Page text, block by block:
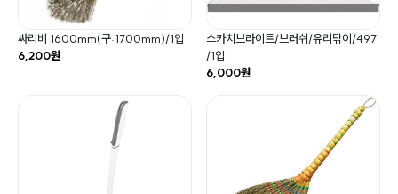
싸리비 1600mm(구:1700mm)/1입
6,200원
스카치브라이트/브러쉬/유리닦이/497
/1입
6,000원